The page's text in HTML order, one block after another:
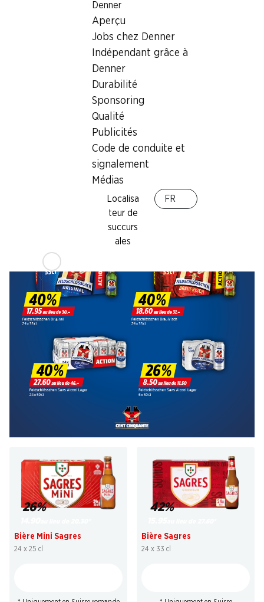
Denner
Aperçu
Jobs chez Denner
Indépendant grâce à
Denner
Durabilité
Sponsoring
Qualité
Publicités
Code de conduite et
signalement
Médias
Localisa
teur de
succurs
ales
FR
26%
Bière Mini Sagres
24 x 25 cl
42%
Bière Sagres
24 x 33 cl